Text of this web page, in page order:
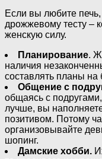
Если вы любите
дрожжевому тесту –
женскую силу.
Планирование.
наличия
составлять планы на
Общение с
общаясь с
лучше, вы
позитивом. Потому
организовывайте
шопинг.
Дамские хобби.